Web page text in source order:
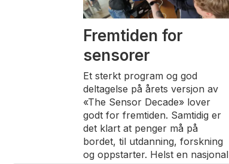
Fremtiden for
sensorer
Et sterkt program og god
deltagelse på årets versjon av
«The Sensor Decade» lover
godt for fremtiden. Samtidig er
det klart at penger må på
bordet, til utdanning, forskning
og oppstarter. Helst en nasjonal